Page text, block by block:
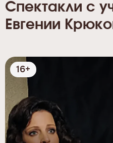
Спектакли с
Евгении
16+